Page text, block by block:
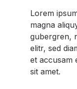
Lorem
magna
gubergren,
elitr, sed
et accusam
sit amet.